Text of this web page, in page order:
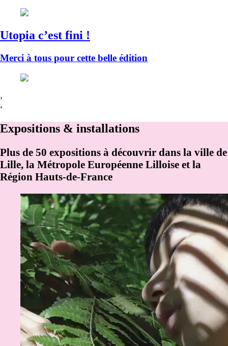
Utopia c’est fini !
Merci à tous pour cette belle édition
›
‹
Expositions & installations
Plus de 50 expositions à découvrir dans la ville de
Lille, la Métropole Européenne Lilloise et la
Région Hauts-de-France